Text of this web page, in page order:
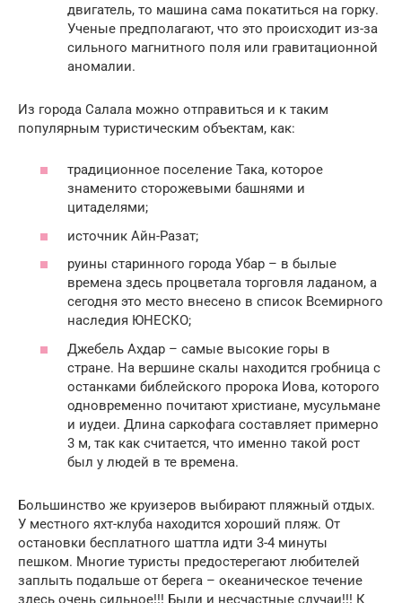
двигатель, то машина сама покатиться на горку.
Ученые предполагают, что это происходит из-за
сильного магнитного поля или гравитационной
аномалии.
Из города Салала можно отправиться и к таким
популярным туристическим объектам, как:
традиционное поселение Така, которое
знаменито сторожевыми башнями и
цитаделями;
источник Айн-Разат;
руины старинного города Убар – в былые
времена здесь процветала торговля ладаном, а
сегодня это место внесено в список Всемирного
наследия ЮНЕСКО;
Джебель Ахдар – самые высокие горы в
стране. На вершине скалы находится гробница с
останками библейского пророка Иова, которого
одновременно почитают христиане, мусульмане
и иудеи. Длина саркофага составляет примерно
3 м, так как считается, что именно такой рост
был у людей в те времена.
Большинство же круизеров выбирают пляжный отдых.
У местного яхт-клуба находится хороший пляж. От
остановки бесплатного шаттла идти 3-4 минуты
пешком. Многие туристы предостерегают любителей
заплыть подальше от берега – океаническое течение
здесь очень сильное!!! Были и несчастные случаи!!! К